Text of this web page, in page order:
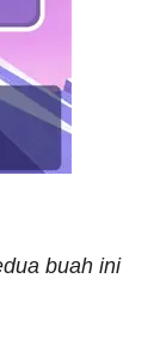
buah ini